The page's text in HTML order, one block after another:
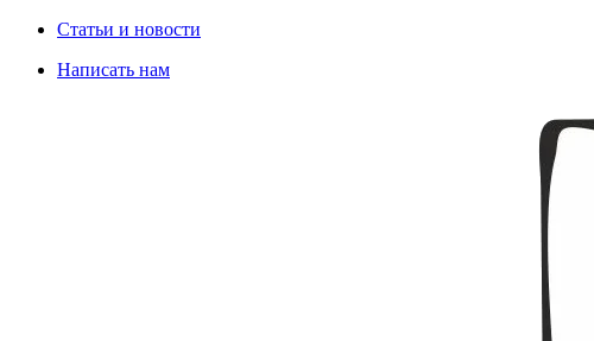
Статьи и новости
Написать нам